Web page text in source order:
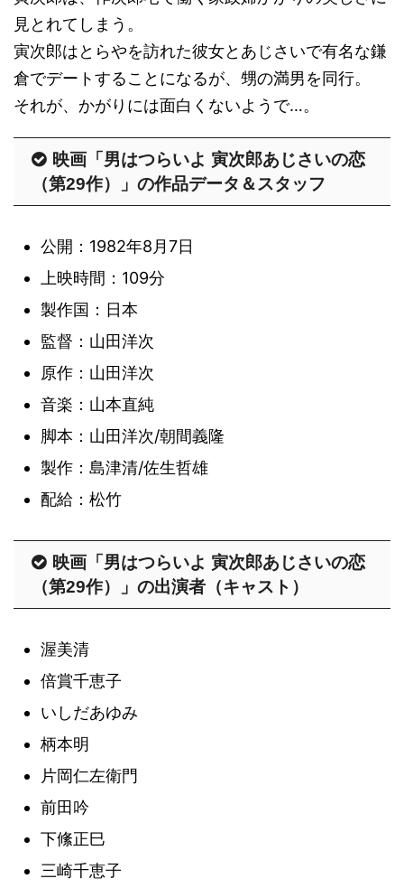
見とれてしまう。
寅次郎はとらやを訪れた彼女とあじさいで有名な鎌
倉でデートすることになるが、甥の満男を同行。
それが、かがりには面白くないようで…。
映画「男はつらいよ 寅次郎あじさいの恋
（第29作）」の作品データ＆スタッフ
公開：1982年8月7日
上映時間：109分
製作国：日本
監督：山田洋次
原作：山田洋次
音楽：山本直純
脚本：山田洋次/朝間義隆
製作：島津清/佐生哲雄
配給：松竹
映画「男はつらいよ 寅次郎あじさいの恋
（第29作）」の出演者（キャスト）
渥美清
倍賞千恵子
いしだあゆみ
柄本明
片岡仁左衛門
前田吟
下絛正巳
三崎千恵子